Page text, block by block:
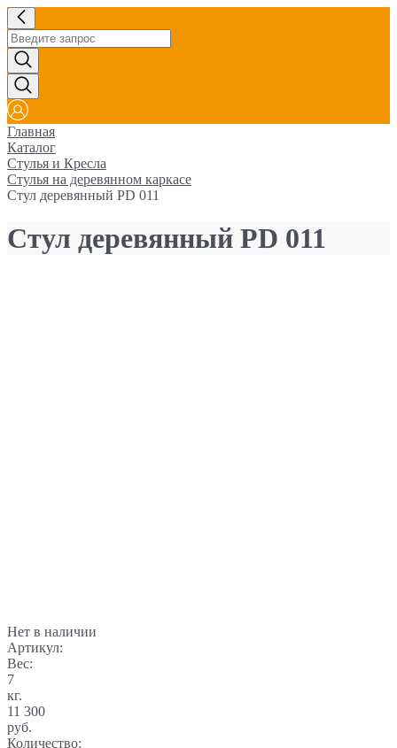
Главная
Каталог
Стулья и Кресла
Стулья на деревянном каркасе
Стул деревянный PD 011
Стул деревянный PD 011
Нет в наличии
Артикул:
Вес:
7
кг.
11 300
руб.
Количество: